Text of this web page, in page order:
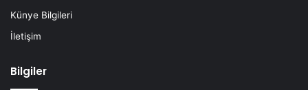
Künye Bilgileri
İletişim
Bilgiler